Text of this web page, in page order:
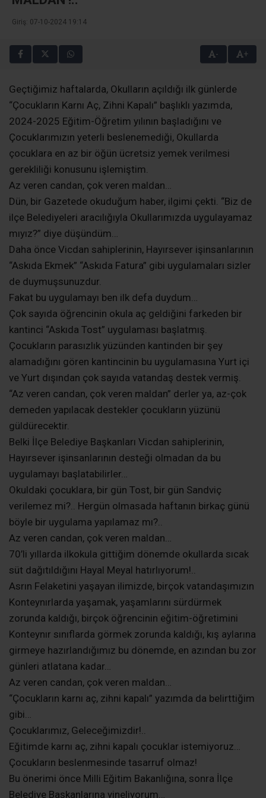
Giriş: 07-10-2024 19:14
- +
Geçtiğimiz haftalarda, Okulların açıldığı ilk günlerde
“Çocukların Karnı Aç, Zihni Kapalı” başlıklı yazımda,
2024-2025 Eğitim-Öğretim yılının başladığını ve
Çocuklarımızın yeterli beslenemediği, Okullarda
çocuklara en az bir öğün ücretsiz yemek verilmesi
gerekliliği konusunu işlemiştim.
Az veren candan, çok veren maldan…
Dün, bir Gazetede okuduğum haber, ilgimi çekti. “Biz de
ilçe Belediyeleri aracılığıyla Okullarımızda uygulayamaz
mıyız?” diye düşündüm…
Daha önce Vicdan sahiplerinin, Hayırsever işinsanlarının
“Askıda Ekmek” “Askıda Fatura” gibi uygulamaları sizler
de duymuşsunuzdur.
Fakat bu uygulamayı ben ilk defa duydum…
Çok sayıda öğrencinin okula aç geldiğini farkeden bir
kantinci “Askıda Tost” uygulaması başlatmış.
Çocukların parasızlık yüzünden kantinden bir şey
alamadığını gören kantincinin bu uygulamasına Yurt içi
ve Yurt dışından çok sayıda vatandaş destek vermiş.
“Az veren candan, çok veren maldan” derler ya, az-çok
demeden yapılacak destekler çocukların yüzünü
güldürecektir.
Belki İlçe Belediye Başkanları Vicdan sahiplerinin,
Hayırsever işinsanlarının desteği olmadan da bu
uygulamayı başlatabilirler…
Okuldaki çocuklara, bir gün Tost, bir gün Sandviç
verilemez mi?.. Hergün olmasada haftanın birkaç günü
böyle bir uygulama yapılamaz mı?..
Az veren candan, çok veren maldan…
70’li yıllarda ilkokula gittiğim dönemde okullarda sıcak
süt dağıtıldığını Hayal Meyal hatırlıyorum!..
Asrın Felaketini yaşayan ilimizde, birçok vatandaşımızın
Konteynırlarda yaşamak, yaşamlarını sürdürmek
zorunda kaldığı, birçok öğrencinin eğitim-öğretimini
Konteynır sınıflarda görmek zorunda kaldığı, kış aylarına
girmeye hazırlandığımız bu dönemde, en azından bu zor
günleri atlatana kadar…
Az veren candan, çok veren maldan…
“Çocukların karnı aç, zihni kapalı” yazımda da belirttiğim
gibi…
Çocuklarımız, Geleceğimizdir!..
Eğitimde karnı aç, zihni kapalı çocuklar istemiyoruz…
Çocukların beslenmesinde tasarruf olmaz!
Bu önerimi önce Milli Eğitim Bakanlığına, sonra İlçe
Belediye Başkanlarına yineliyorum…